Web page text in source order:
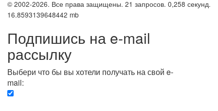
© 2002-2026. Все права защищены. 21 запросов. 0,258 секунд.
16.8593139648442 mb
Подпишись на e-mail
рассылку
Выбери что бы вы хотели получать на свой e-
mail: